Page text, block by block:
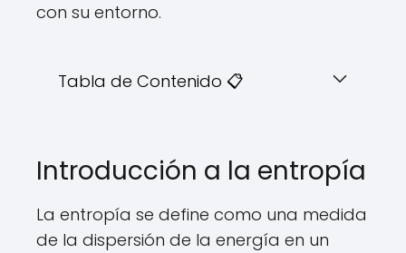
con su entorno.
Tabla de Contenido 📋
Introducción a la entropía
La entropía se define como una medida
de la dispersión de la energía en un